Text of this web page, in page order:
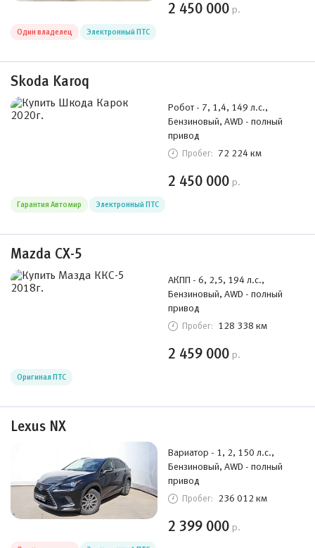
2 450 000 р.
Один владелец Электронный ПТС
Skoda Karoq
Робот - 7, 1,4, 149 л.с.,
Бензиновый, AWD - полный
привод
Пробег: 72 224 км
2 450 000 р.
Гарантия Автомир Электронный ПТС
Mazda CX-5
АКПП - 6, 2,5, 194 л.с.,
Бензиновый, AWD - полный
привод
Пробег: 128 338 км
2 459 000 р.
Оригинал ПТС
Lexus NX
Вариатор - 1, 2, 150 л.с.,
Бензиновый, AWD - полный
привод
Пробег: 236 012 км
2 399 000 р.